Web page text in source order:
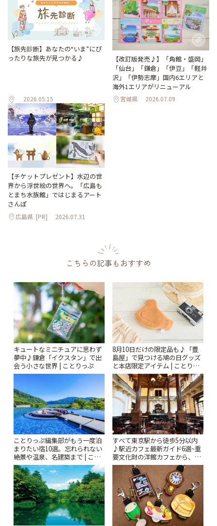
【旅先診断】あなたの“いま”にぴ
ったりな旅先が見つかる♪
2026.05.15
【改訂版発売♪】「角館・盛岡」
「仙台」「鎌倉」「伊豆」「軽井
沢」「伊勢志摩」国内6エリアと
海外1エリアがリニューアル
宮城県 2026.07.09
【チケットプレゼント】水辺の世
界から浮世絵の世界へ。「広島も
とまち水族館」ではじまるアート
さんぽ
広島県 [PR] 2026.07.31
こちらの記事もおすすめ
キュートなミニチュアに思わず
夢中♪鎌倉「イクスタン」で出
会う小さな世界 | ことりっぷ
8月10日だけの限定品も♪「豊
島屋」で見つける鳩の日グッズ
と本店限定アイテム | ことりっ
ぷ
ことりっぷ編集部がもう一度泊
まりたい宿10選。忘れられない
絶景や温泉、名建築まで | こと
りっぷ
すべて東京駅から徒歩5分以内
♪駅近カフェ最新ガイド6選~重
要文化財の洋館カフェから、改
札すぐのレトロ喫茶まで~ | こと
りっぷ